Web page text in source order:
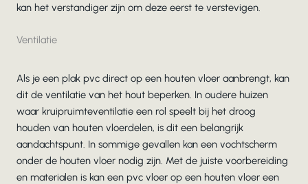
kan het verstandiger zijn om deze eerst te verstevigen.
Ventilatie
Als je een plak pvc direct op een houten vloer aanbrengt, kan
dit de ventilatie van het hout beperken. In oudere huizen
waar kruipruimteventilatie een rol speelt bij het droog
houden van houten vloerdelen, is dit een belangrijk
aandachtspunt. In sommige gevallen kan een vochtscherm
onder de houten vloer nodig zijn. Met de juiste voorbereiding
en materialen is kan een pvc vloer op een houten vloer een